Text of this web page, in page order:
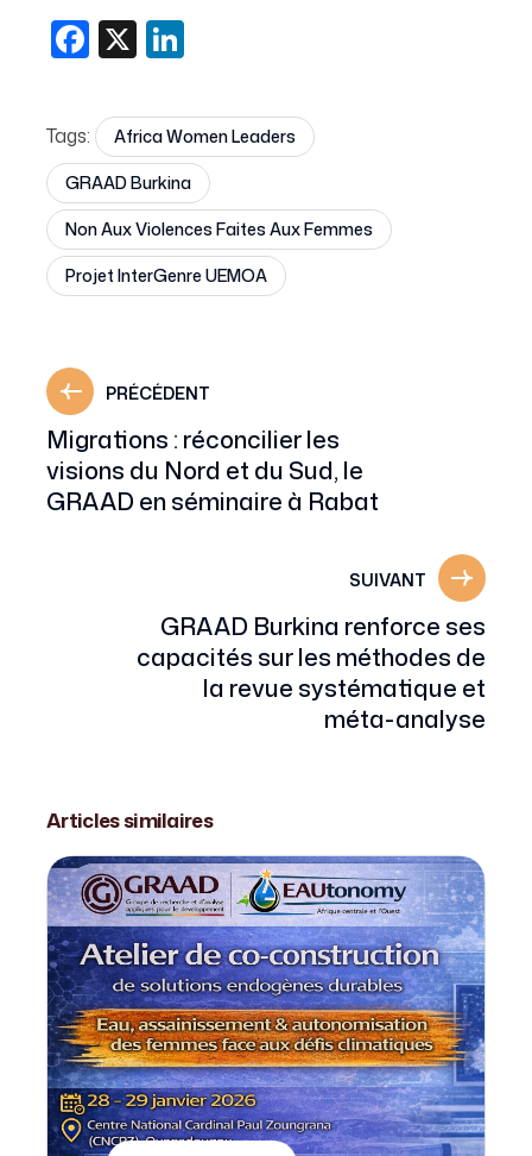
Facebook
X
Tags: Africa Women Leaders
GRAAD Burkina
Non Aux Violences Faites Aux Femmes
Projet InterGenre UEMOA
PRÉCÉDENT
Migrations : réconcilier les
visions du Nord et du Sud, le
GRAAD en séminaire à Rabat
SUIVANT
GRAAD Burkina renforce ses
capacités sur les méthodes de
la revue systématique et
méta-analyse
Articles similaires